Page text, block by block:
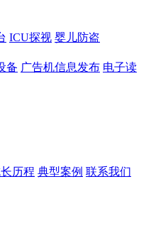
ICU探视 婴儿防盗
备 广告机信息发布 电子读
历程 典型案例 联系我们